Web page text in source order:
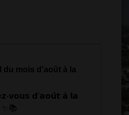
du mois d'août à la
𝘃𝗼𝘂𝘀 𝗱’𝗮𝗼𝘂̂𝘁 𝗮̀ 𝗹𝗮